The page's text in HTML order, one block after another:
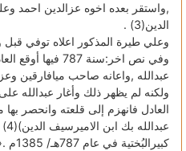
,واستقر بعده اخوه عزالدين احمد
الدين(3) .
وعلي طيرة المذكور اعلاه توفي قبل
وفي نص اخر:سنة
عبدالله ,واعانه صاحب ميافارقين
ولكنه لم يظهر ذلك وأغار عبدالله
العادل فانهزم إلى قلعته وانحصر
كبيرالبُختية في عام 787هـ/ 1385م .«اي كبيرقبائل البختية» .